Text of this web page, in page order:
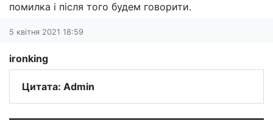
помилка і після того будем говорити.
5 квітня 2021 18:59
ironking
Цитата: Admin